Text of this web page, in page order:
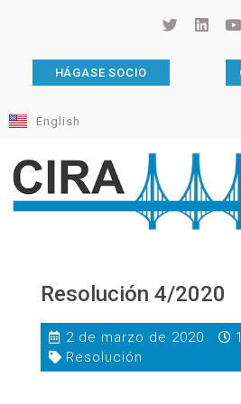
HÁGASE SOCIO
English
Resolución 4/2020
2 de marzo de 2020
Resolución